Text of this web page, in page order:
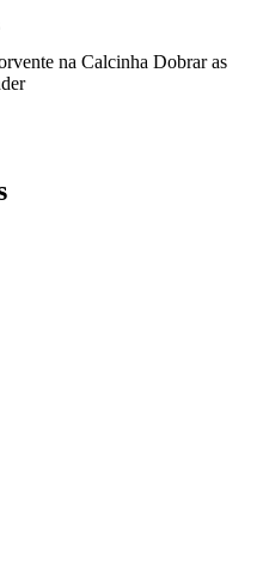
na Calcinha Dobrar as